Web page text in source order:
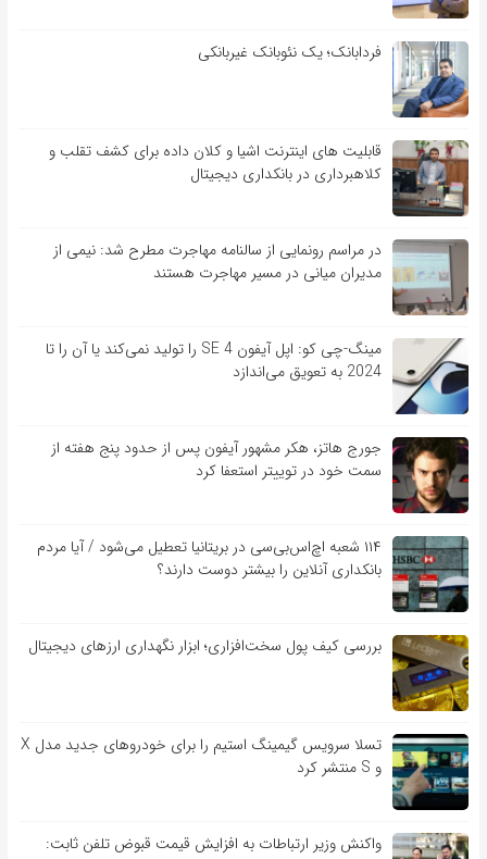
فردابانک؛ یک نئوبانک غیربانکی
قابلیت ‏های اینترنت اشیا و کلان‏ داده برای کشف تقلب و
کلاهبرداری در بانکداری دیجیتال
در مراسم رونمایی از سالنامه مهاجرت مطرح شد: نیمی از
مدیران میانی در مسیر مهاجرت هستند
مینگ-چی کو: اپل آیفون SE 4 را تولید نمی‌کند یا آن را تا
2024 به تعویق می‌اندازد
جورج هاتز، هکر مشهور آیفون پس از حدود پنج هفته از
سمت خود در توییتر استعفا کرد
۱۱۴ شعبه اچ‌اس‌بی‌سی در بریتانیا تعطیل می‌شود / آیا مردم
بانکداری آنلاین را بیشتر دوست دارند؟
بررسی کیف‌ پول سخت‌افزاری؛ ابزار نگهداری ارزهای دیجیتال
تسلا سرویس گیمینگ استیم را برای خودروهای جدید مدل X
و S منتشر کرد
واکنش وزیر ارتباطات به افزایش قیمت قبوض تلفن ثابت: